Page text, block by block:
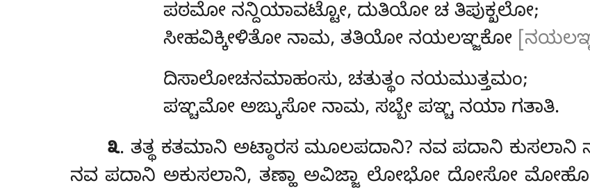
ಪಠಮೋ ನನ್ದಿಯಾವಟ್ಟೋ, ದುತಿಯೋ ಚ ತಿಪುಕ್ಖಲೋ;
ಸೀಹವಿಕ್ಕೀಳಿತೋ ನಾಮ, ತತಿಯೋ ನಯಲಞ್ಜಕೋ
ದಿಸಾಲೋಚನಮಾಹಂಸು, ಚತುತ್ಥಂ ನಯಮುತ್ತಮಂ;
ಪಞ್ಚಮೋ ಅಙ್ಕುಸೋ ನಾಮ, ಸಬ್ಬೇ ಪಞ್ಚ ನಯಾ ಗತಾತಿ.
೩. ತತ್ಥ ಕತಮಾನಿ ಅಟ್ಠಾರಸ ಮೂಲಪದಾನಿ? ನವ ಪದಾನಿ ಕುಸಲಾನಿ
ನವ ಪದಾನಿ ಅಕುಸಲಾನಿ, ತಣ್ಹಾ ಅವಿಜ್ಜಾ ಲೋಭೋ ದೋಸೋ ಮೋಹೋ